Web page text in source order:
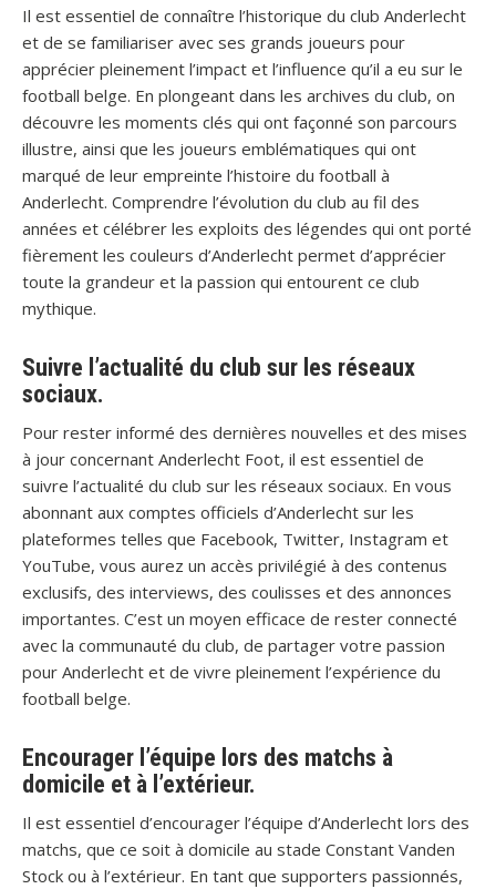
Il est essentiel de connaître l’historique du club Anderlecht
et de se familiariser avec ses grands joueurs pour
apprécier pleinement l’impact et l’influence qu’il a eu sur le
football belge. En plongeant dans les archives du club, on
découvre les moments clés qui ont façonné son parcours
illustre, ainsi que les joueurs emblématiques qui ont
marqué de leur empreinte l’histoire du football à
Anderlecht. Comprendre l’évolution du club au fil des
années et célébrer les exploits des légendes qui ont porté
fièrement les couleurs d’Anderlecht permet d’apprécier
toute la grandeur et la passion qui entourent ce club
mythique.
Suivre l’actualité du club sur les réseaux
sociaux.
Pour rester informé des dernières nouvelles et des mises
à jour concernant Anderlecht Foot, il est essentiel de
suivre l’actualité du club sur les réseaux sociaux. En vous
abonnant aux comptes officiels d’Anderlecht sur les
plateformes telles que Facebook, Twitter, Instagram et
YouTube, vous aurez un accès privilégié à des contenus
exclusifs, des interviews, des coulisses et des annonces
importantes. C’est un moyen efficace de rester connecté
avec la communauté du club, de partager votre passion
pour Anderlecht et de vivre pleinement l’expérience du
football belge.
Encourager l’équipe lors des matchs à
domicile et à l’extérieur.
Il est essentiel d’encourager l’équipe d’Anderlecht lors des
matchs, que ce soit à domicile au stade Constant Vanden
Stock ou à l’extérieur. En tant que supporters passionnés,